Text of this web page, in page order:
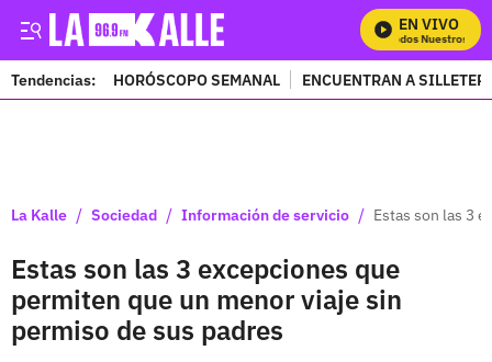
EN VIVO
Mira Todos Nuestros
Tendencias: HORÓSCOPO SEMANAL ENCUENTRAN A
La Kalle / Sociedad / Información de servicio / Estas son las 3
Estas son las 3 excepciones que
permiten que un menor viaje sin
permiso de sus padres